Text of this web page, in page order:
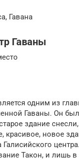
Гавана
Гаваны
одним из
Гаваны. Он
здание
красивое, новое
Такон, и лишь в